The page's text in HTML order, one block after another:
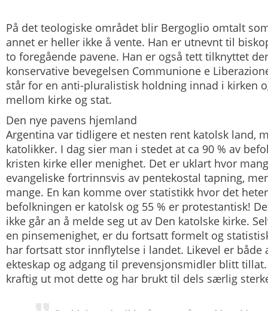
På det teologiske området blir Bergoglio omtalt
annet er heller ikke å vente. Han er utnevnt til
to foregående pavene. Han er også tett tilknyttet
konservative bevegelsen Communione e
står for en anti-pluralistisk holdning innad i kirken
mellom kirke og stat.
Den nye pavens hjemland
Argentina var tidligere et nesten rent katolsk land,
katolikker. I dag sier man i stedet at ca 90 % av
kristen kirke eller menighet. Det er uklart hvor
evangeliske fortrinnsvis av pentekostal tapning,
mange. En kan komme over statistikk hvor det
befolkningen er katolsk og 55 % er protestantisk!
ikke går an å melde seg ut av Den katolske kirke.
en pinsemenighet, er du fortsatt formelt og
har fortsatt stor innflytelse i landet. Likevel er
ekteskap og adgang til prevensjonsmidler blitt
kraftig ut mot dette og har brukt til dels særlig